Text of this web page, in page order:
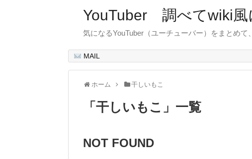
YouTuber 調べてwiki風
気になるYouTuber（ユーチューバー）をまとめて
MAIL
ホーム 干しいもこ
「 干しいもこ 」 一覧
NOT FOUND